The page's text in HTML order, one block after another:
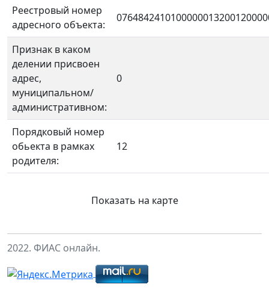
Реестровый номер
адресного объекта:
Признак в каком
делении присвоен
адрес,
муниципальном/
административном:
0
Порядковый номер
обьекта в рамках
родителя:
12
Показать на карте
2022. ФИАС онлайн.